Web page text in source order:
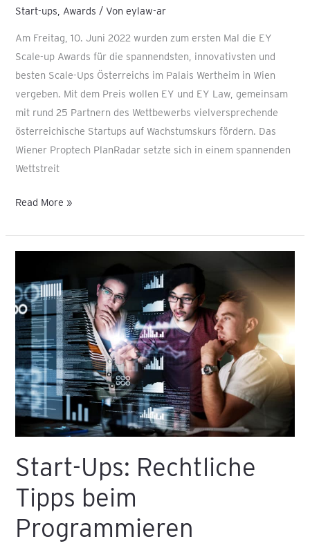
Start-ups, Awards / Voneylaw-ar
Am Freitag, 10. Juni 2022 wurden zum ersten Mal die EY
Scale-up Awards für die spannendsten, innovativsten und
besten Scale-Ups Österreichs im Palais Wertheim in Wien
vergeben. Mit dem Preis wollen EY und EY Law, gemeinsam
mit rund 25 Partnern des Wettbewerbs vielversprechende
österreichische Startups auf Wachstumskurs fördern. Das
Wiener Proptech PlanRadar setzte sich in einem spannenden
Wettstreit
Read More »
Start-Ups: Rechtliche
Tipps beim
Programmieren
Rechtliche
Tipps
beim
Programmieren